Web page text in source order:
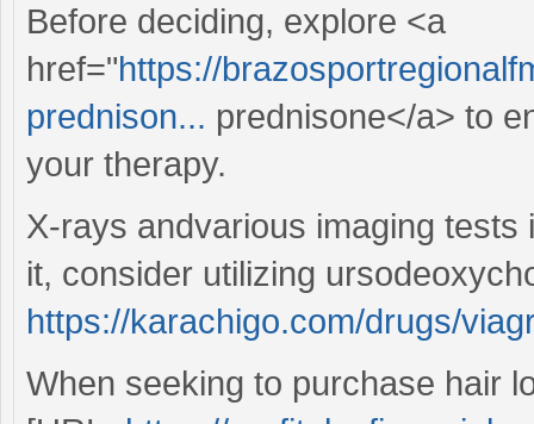
Before deciding, explore <a
href="https://
prednison... prednisone</a> to
your therapy.
X-rays andvarious imaging
it, consider utilizing
https://karachigo.com/drugs/
When seeking to purchase hair